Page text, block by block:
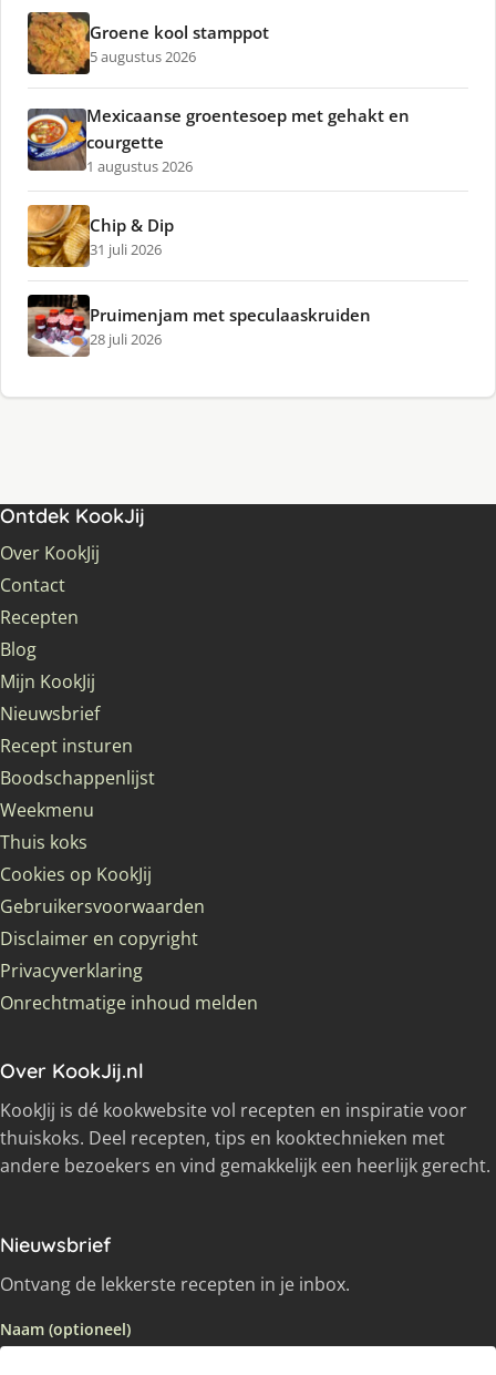
Groene kool stamppot
5 augustus 2026
Mexicaanse groentesoep met gehakt en
courgette
1 augustus 2026
Chip & Dip
31 juli 2026
Pruimenjam met speculaaskruiden
28 juli 2026
Ontdek KookJij
Over KookJij
Contact
Recepten
Blog
Mijn KookJij
Nieuwsbrief
Recept insturen
Boodschappenlijst
Weekmenu
Thuis koks
Cookies op KookJij
Gebruikersvoorwaarden
Disclaimer en copyright
Privacyverklaring
Onrechtmatige inhoud melden
Over KookJij.nl
KookJij is dé kookwebsite vol recepten en inspiratie voor
thuiskoks. Deel recepten, tips en kooktechnieken met
andere bezoekers en vind gemakkelijk een heerlijk gerecht.
Nieuwsbrief
Ontvang de lekkerste recepten in je inbox.
Naam (optioneel)